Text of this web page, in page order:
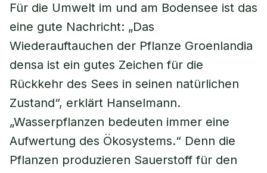
Für die Umwelt im und am Bodensee ist das
eine gute Nachricht: „Das
Wiederauftauchen der Pflanze Groenlandia
densa ist ein gutes Zeichen für die
Rückkehr des Sees in seinen natürlichen
Zustand“, erklärt Hanselmann.
„Wasserpflanzen bedeuten immer eine
Aufwertung des Ökosystems.“ Denn die
Pflanzen produzieren Sauerstoff für den